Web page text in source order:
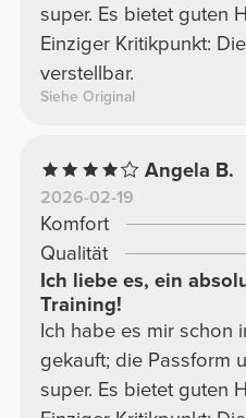
super. Es bietet guten
Einziger Kritikpunkt:
verstellbar.
Siehe Original
Angela B.
2026-02-19
Komfort
Qualität
Ich liebe es, ein
Training!
Ich habe es mir schon
gekauft; die Passform
super. Es bietet guten